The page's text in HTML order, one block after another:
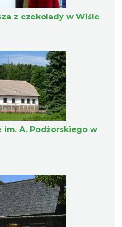
z czekolady w Wiśle
im. A. Podżorskiego w